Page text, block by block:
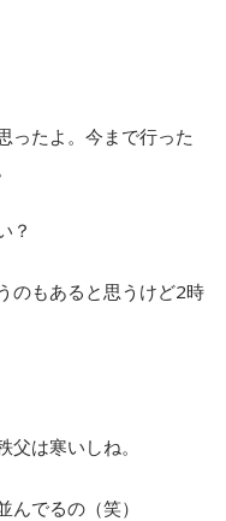
ったよ。今まで行った
？
のもあると思うけど2時
は寒いしね。
んでるの（笑）